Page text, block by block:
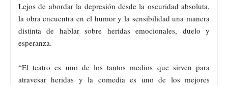
Lejos de abordar la depresión desde la oscuridad absoluta,
la obra encuentra en el humor y la sensibilidad una manera
distinta de hablar sobre heridas emocionales, duelo y
esperanza.
“El teatro es uno de los tantos medios que sirven para
atravesar heridas y la comedia es uno de los mejores